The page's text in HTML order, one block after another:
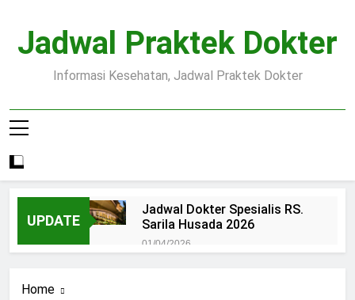
content
Jadwal Praktek Dokter
Informasi Kesehatan, Jadwal Praktek Dokter
UPDATE
Jadwal Dokter Spesialis RS.
Sarila Husada 2026
01/04/2026
Home